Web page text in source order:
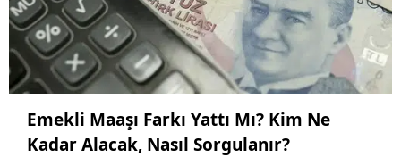
Emekli Maaşı Farkı Yattı Mı? Kim Ne
Kadar Alacak, Nasıl Sorgulanır?